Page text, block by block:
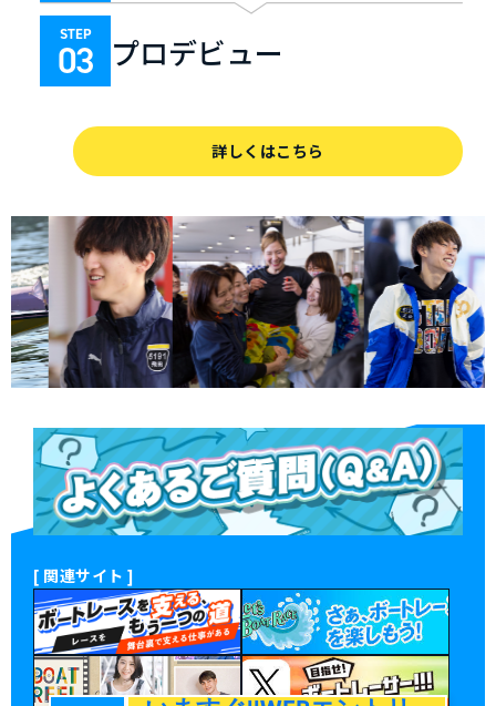
STEP
03 プロデビュー
詳しくはこちら
[ 関連サイト ]